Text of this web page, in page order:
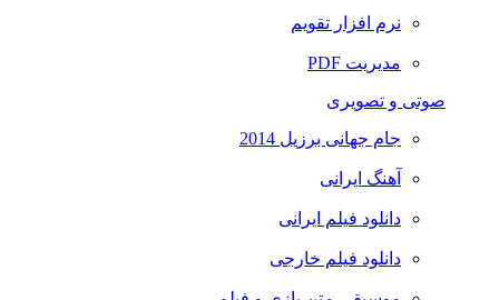
نرم افزار تقویم
مدیریت PDF
و تصویری
جام جهانی برزیل 2014
آهنگ ایرانی
دانلود فیلم ایرانی
دانلود فیلم خارجی